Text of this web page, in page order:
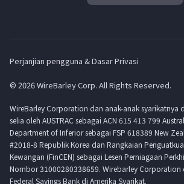
Perjanjian pengguna & Dasar Privasi
© 2026 WireBarley Corp. All Rights Reserved.
WireBarley Corporation dan anak-anak syarikatnya
selia oleh AUSTRAC sebagai ACN 615 413 799
Department of Inferior sebagai FSP 618389 New
#2018-8 Republik Korea dan Rangkaian
Kewangan (FinCEN) sebagai Lesen Perniagaan
Nombor 31000280338659. Wirebarley
Federal Savings Bank di Amerika Syarikat.